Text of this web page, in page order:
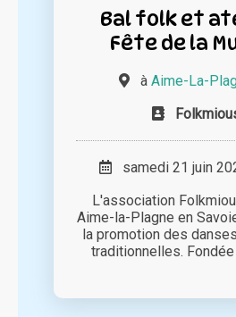
Bal folk et
Fête de la
à Aime-La-
samedi 21 juin
L'association
Aime-la-Plagne en
la promotion des
traditionnelles. Fondée